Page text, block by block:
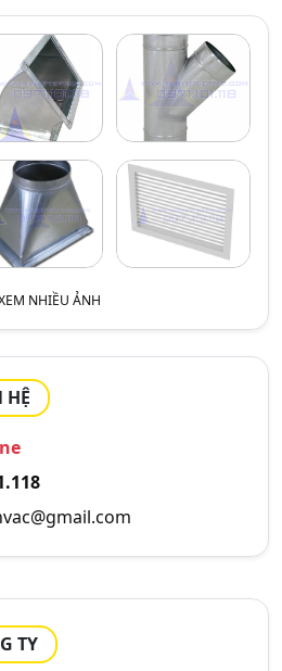
NHIỀU ẢNH
HỆ
TY